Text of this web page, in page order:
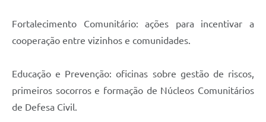
Fortalecimento Comunitário: ações para incentivar a
cooperação entre vizinhos e comunidades.
Educação e Prevenção: oficinas sobre gestão de riscos,
primeiros socorros e formação de Núcleos Comunitários
de Defesa Civil.